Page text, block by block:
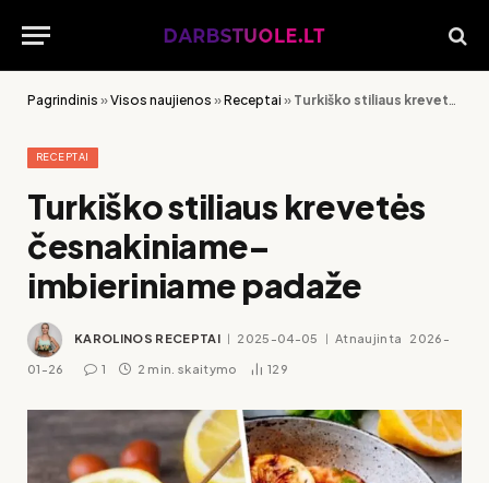
Pagrindinis »Visos naujienos »Receptai » Turkiško stiliaus krevetės česnakiniame–imbieriniame padaže
RECEPTAI
Turkiško stiliaus krevetės
česnakiniame–
imbieriniame padaže
KAROLINOS RECEPTAI 2025-04-05 Atnaujinta 2026-
01-26 1 2 min. skaitymo 129